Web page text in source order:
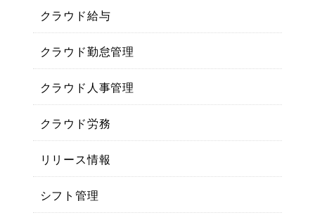
クラウド給与
クラウド勤怠管理
クラウド人事管理
クラウド労務
リリース情報
シフト管理